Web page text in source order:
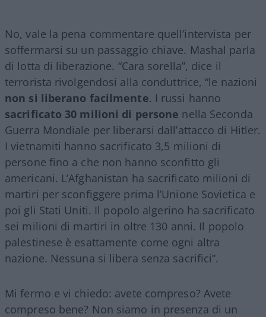
No, vale la pena commentare quell’intervista per
soffermarsi su un passaggio chiave. Mashal parla
di lotta di liberazione. “Cara sorella”, dice il
terrorista rivolgendosi alla conduttrice, “le nazioni
non si liberano facilmente. I russi hanno
sacrificato 30 milioni di persone nella Seconda
Guerra Mondiale per liberarsi dall’attacco di Hitler.
I vietnamiti hanno sacrificato 3,5 milioni di
persone fino a che non hanno sconfitto gli
americani. L’Afghanistan ha sacrificato milioni di
martiri per sconfiggere prima l’Unione Sovietica e
poi gli Stati Uniti. Il popolo algerino ha sacrificato
sei milioni di martiri in oltre 130 anni. Il popolo
palestinese è esattamente come ogni altra
nazione. Nessuna si libera senza sacrifici”.
Mi fermo e vi chiedo: avete compreso? Avete
compreso bene? Non siamo in presenza di un